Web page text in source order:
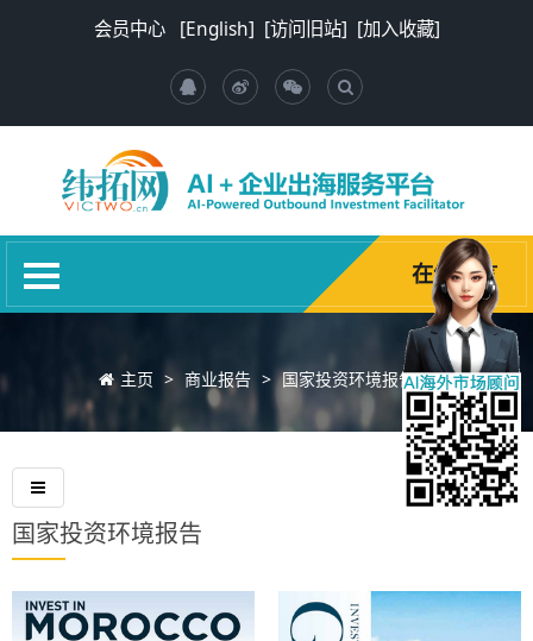
环球商机
推荐国家
商业报告
海项加速器
诚聘英才
会员中心 [English] [访问旧站] [加入收藏]
在线留言
主页 > 商业报告 > 国家投资环境报告 >
国家投资环境报告